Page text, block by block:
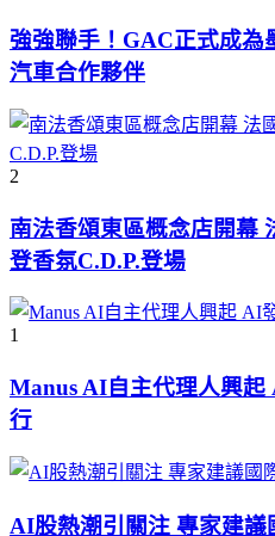
強強聯手！GAC正式成為
汽車合作夥伴
2
南法香頌東區概念店開幕
登香氛C.D.P.登場
1
Manus AI自主代理人興
行
AI股熱潮引關注 專家建議